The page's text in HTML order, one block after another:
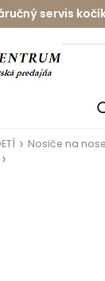
servis
Nosiče na